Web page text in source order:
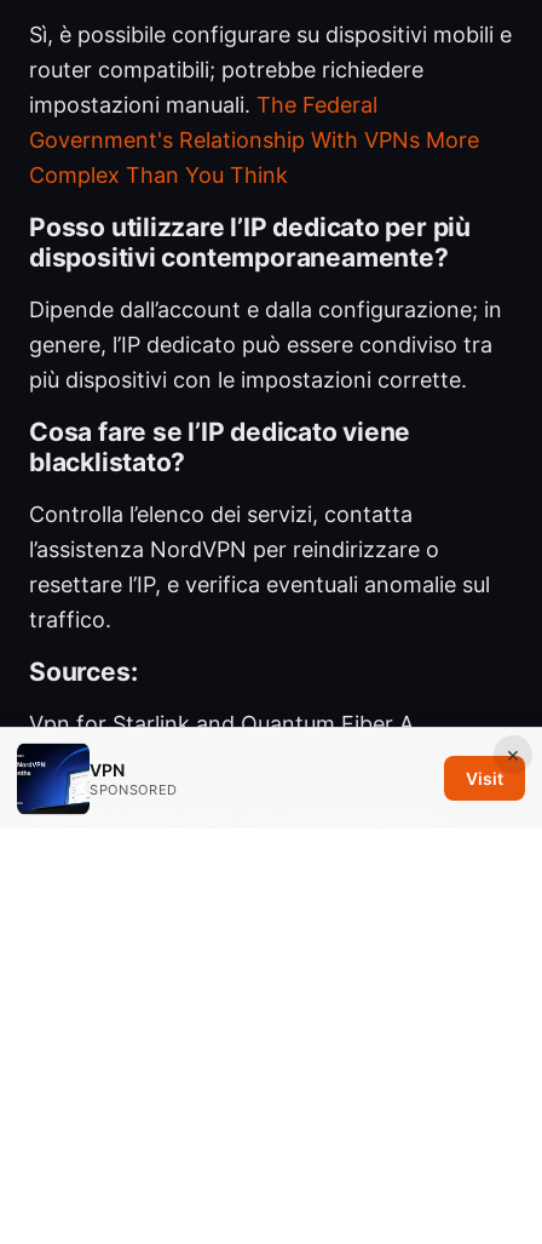
Sì, è possibile configurare su dispositivi mobili e
router compatibili; potrebbe richiedere
impostazioni manuali. The Federal
Government's Relationship With VPNs More
Complex Than You Think
Posso utilizzare l’IP dedicato per più
dispositivi contemporaneamente?
Dipende dall’account e dalla configurazione; in
genere, l’IP dedicato può essere condiviso tra
più dispositivi con le impostazioni corrette.
Cosa fare se l’IP dedicato viene
blacklistato?
Controlla l’elenco dei servizi, contatta
l’assistenza NordVPN per reindirizzare o
resettare l’IP, e verifica eventuali anomalie sul
traffico.
Sources:
Vpn for Starlink and Quantum Fiber A
Complete Guide to Online Security
Vpn microsoft edge: the ultimate guide to
×
VPN
SPONSORED
Visit